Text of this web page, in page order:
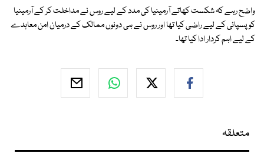
واضح رہے کہ شکست کھاتے آرمینیا کی مدد کے لیے روس نے مداخلت کر کے آرمینیا
کو پسپائی کے لیے راضی کیا تھا اور روس نے ہی دونوں ممالک کے درمیان امن معاہدے
کے لیے اہم کردار ادا کیا تھا۔
متعلقہ